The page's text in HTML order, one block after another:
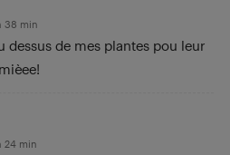
38 min
dessus de mes plantes pou leur
24 min